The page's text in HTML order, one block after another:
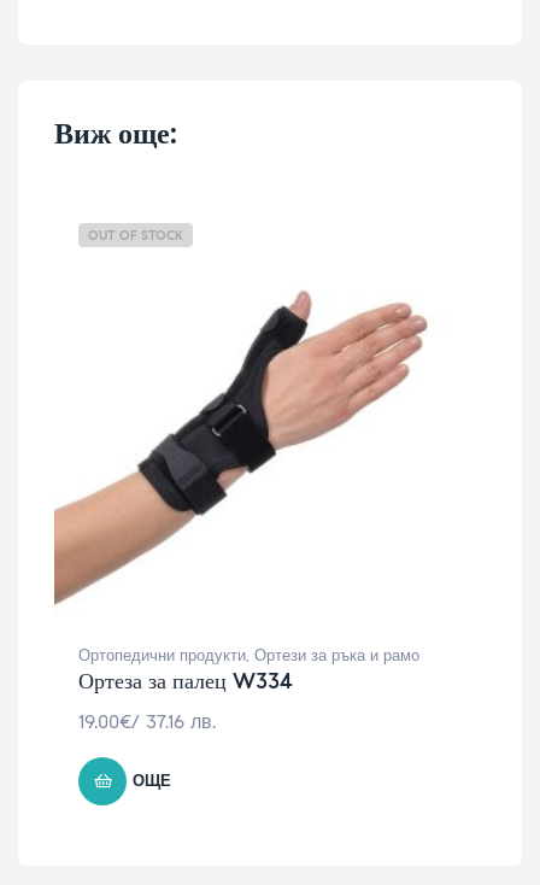
Виж още:
OUT OF STOCK
Ортопедични продукти, Ортези за ръка и рамо
Ортеза за палец W334
19.00€/ 37.16 лв.
ОЩЕ